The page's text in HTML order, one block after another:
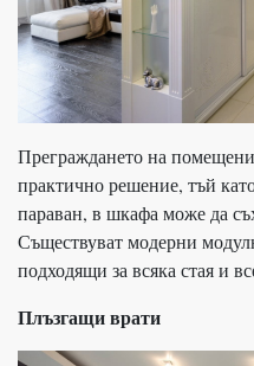
Преграждането на
практично решение, тъй
параван, в шкафа може да
Съществуват модерни
подходящи за всяка стая и
Плъзгащи врати